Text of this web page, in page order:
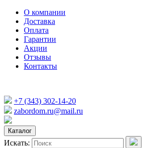
О компании
Доставка
Оплата
Гарантии
Акции
Отзывы
Контакты
+7 (343) 302-14-20
zabordom.ru@mail.ru
Каталог
Искать: